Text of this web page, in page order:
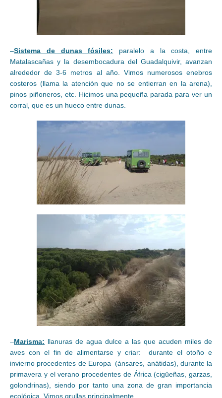
–Sistema de dunas fósiles: paralelo a la costa, entre
Matalascañas y la desembocadura del Guadalquivir, avanzan
alrededor de 3-6 metros al año. Vimos numerosos enebros
costeros (llama la atención que no se entierran en la arena),
pinos piñoneros, etc. Hicimos una pequeña parada para ver un
corral, que es un hueco entre dunas.
–Marisma: llanuras de agua dulce a las que acuden miles de
aves con el fin de alimentarse y criar: durante el otoño e
invierno procedentes de Europa (ánsares, anátidas), durante la
primavera y el verano procedentes de África (cigüeñas, garzas,
golondrinas), siendo por tanto una zona de gran importancia
ecológica. Vimos grullas principalmente.